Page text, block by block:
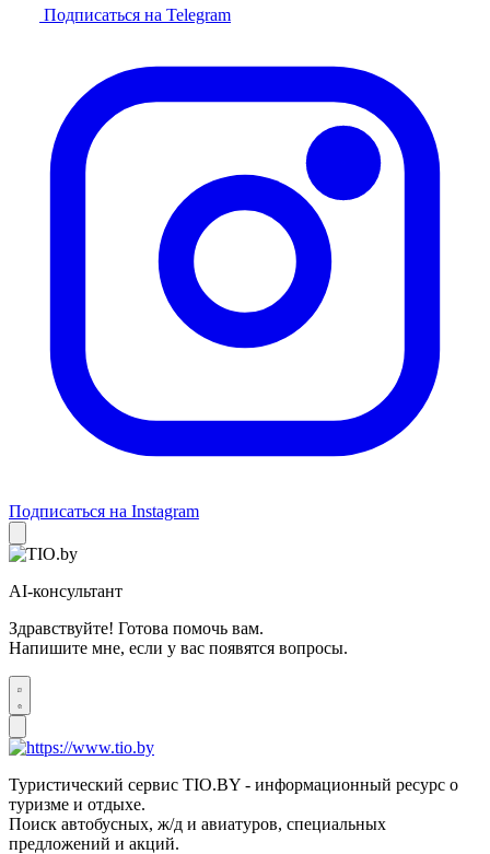
Подписаться на Telegram
Подписаться на Instagram
AI-консультант
Здравствуйте! Готова помочь вам.
Напишите мне, если у вас появятся вопросы.
Туристический сервис TIO.BY - информационный ресурс о
туризме и отдыхе.
Поиск автобусных, ж/д и авиатуров, специальных
предложений и акций.